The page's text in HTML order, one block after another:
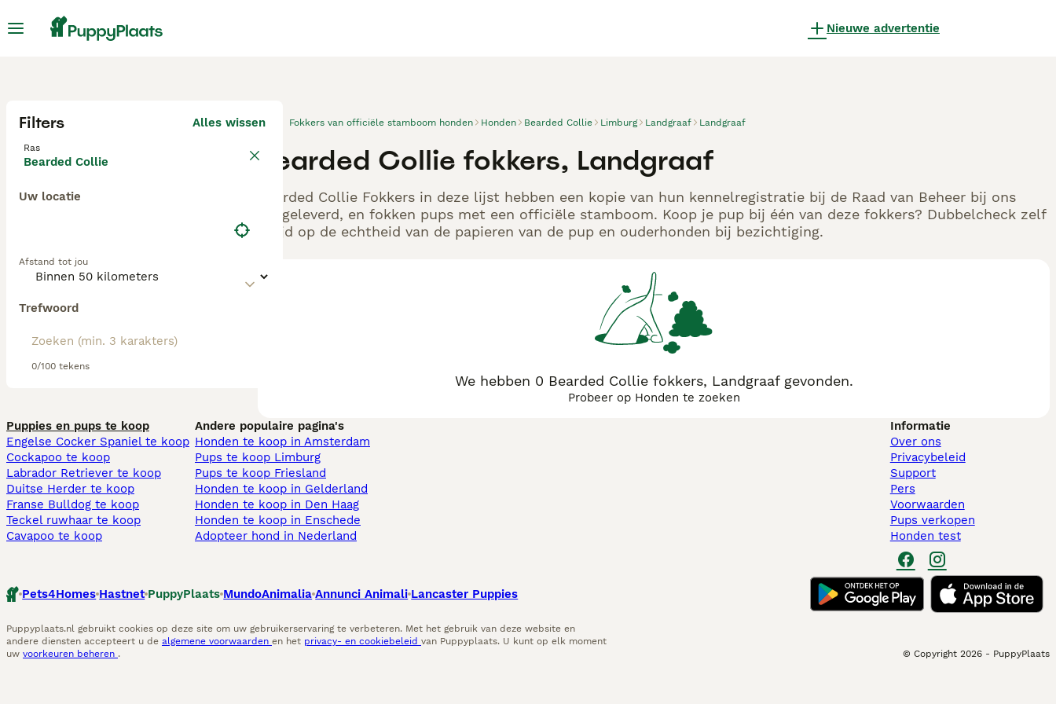
Nieuwe advertentie
Filters Alles wissen
Ras
Bearded Collie
Uw locatie
Afstand tot jou
Trefwoord
0/100 tekens
Fokkers van officiële stamboom honden Honden Bearded Collie Limburg Landgraaf Landgraaf
Bearded Collie fokkers, Landgraaf
Bearded Collie Fokkers in deze lijst hebben een kopie van hun kennelregistratie bij de Raad van Beheer bij ons
aangeleverd, en fokken pups met een officiële stamboom. Koop je pup bij één van deze fokkers? Dubbelcheck zelf
altijd op de echtheid van de papieren van de pup en ouderhonden bij bezichtiging.
We hebben 0 Bearded Collie fokkers, Landgraaf gevonden.
Probeer op Honden te zoeken
Puppies en pups te koop
Engelse Cocker Spaniel te koop
Cockapoo te koop
Labrador Retriever te koop
Duitse Herder te koop
Franse Bulldog te koop
Teckel ruwhaar te koop
Cavapoo te koop
Andere populaire pagina's
Honden te koop in Amsterdam
Pups te koop Limburg​
Pups te koop Friesland​
Honden te koop in Gelderland
Honden te koop in Den Haag
Honden te koop in Enschede
Adopteer hond in Nederland
Informatie
Over ons
Privacybeleid
Support
Pers
Voorwaarden
Pups verkopen
Honden test
Pets4Homes Hastnet PuppyPlaats MundoAnimalia Annunci Animali Lancaster Puppies
Puppyplaats.nl gebruikt cookies op deze site om uw gebruikerservaring te verbeteren. Met het gebruik van deze website en
andere diensten accepteert u de algemene voorwaarden en het privacy- en cookiebeleid van Puppyplaats. U kunt op elk moment
uw voorkeuren beheren . © Copyright 2026 - PuppyPlaats